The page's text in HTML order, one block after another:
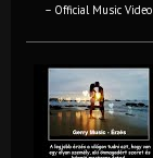
– Official Music Video